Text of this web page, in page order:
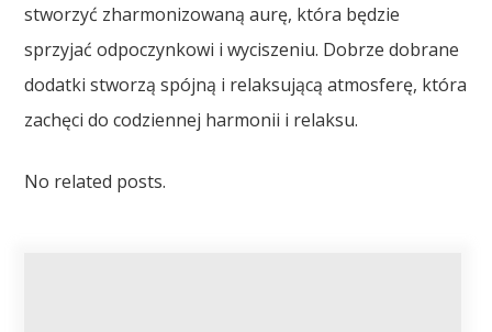
stworzyć zharmonizowaną aurę, która będzie
sprzyjać odpoczynkowi i wyciszeniu. Dobrze dobrane
dodatki stworzą spójną i relaksującą atmosferę, która
zachęci do codziennej harmonii i relaksu.
No related posts.